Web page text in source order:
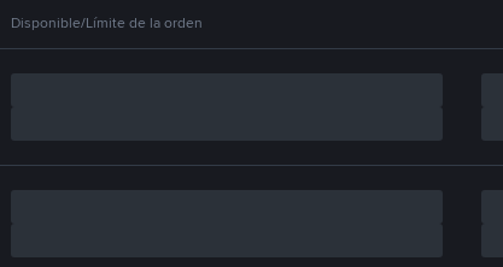
Disponible/Límite de la orden